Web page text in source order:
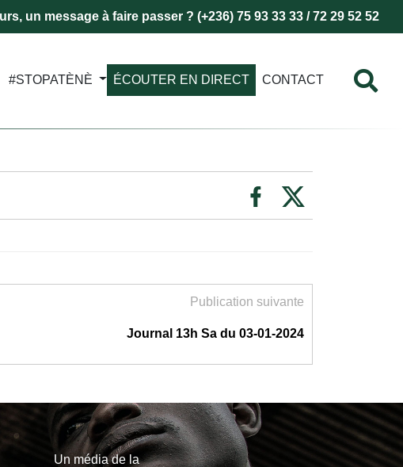
un message à faire passer ? (+236) 75 93 33 33 / 72 29 52 52
#STOPATÈNÈ ÉCOUTER EN DIRECT CONTACT
Publication suivante
Journal 13h Sa du 03-01-2024
Un média de la